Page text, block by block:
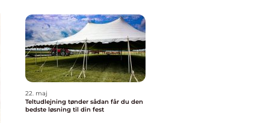
22. maj
Teltudlejning tønder sådan får du den
bedste løsning til din fest